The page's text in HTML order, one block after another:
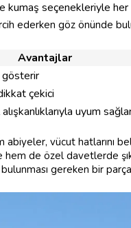
kumaş seçenekleriyle
ederken göz önünde
Avantajlar
gösterir
çekici
uyum
abiyeler, vücut hatlarını
de özel davetlerde
gereken bir